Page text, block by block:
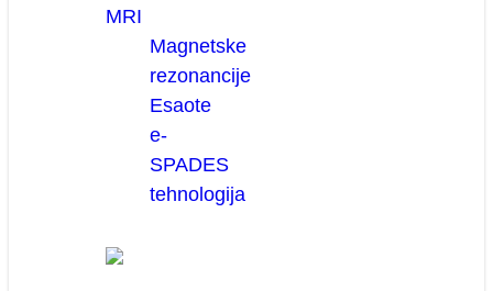
MRI
Magnetske
rezonancije
Esaote
e-
SPADES
tehnologija